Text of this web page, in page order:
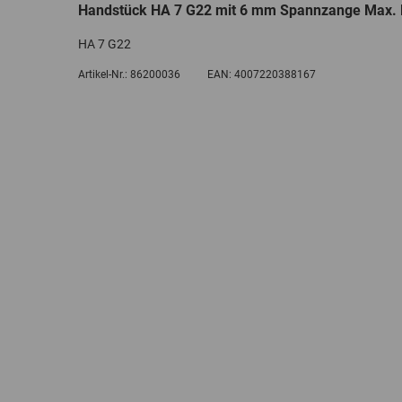
Handstück HA 7 G22 mit 6 mm Spannzange Max.
HA 7 G22
Artikel-Nr.: 86200036 EAN: 4007220388167